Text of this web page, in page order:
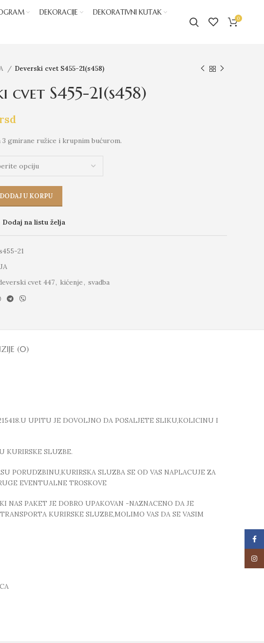
DEKORACIJE DEKORATIVNI KUTAK
0
Deverski cvet S455-21(s458)
cvet S455-21(s458)
rsd
3 gmirane ružice i krupnim bućurom.
DODAJ U KORPU
Dodaj na listu želja
21
cvet 447, kićenje, svadba
(0)
UPITU JE DOVOLJNO DA POSALJETE SLIKU,KOLICINU I
KURIRSKE SLUZBE.
PORUDZBINU,KURIRSKA SLUZBA SE OD VAS NAPLACUJE ZA
EVENTUALNE TROSKOVE
NAS PAKET JE DOBRO UPAKOVAN -NAZNACENO DA JE
KURIRSKE SLUZBE,MOLIMO VAS DA SE VASIM